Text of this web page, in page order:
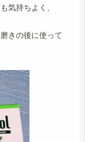
気持ちよく、
きの後に使って